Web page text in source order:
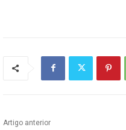
Artigo anterior